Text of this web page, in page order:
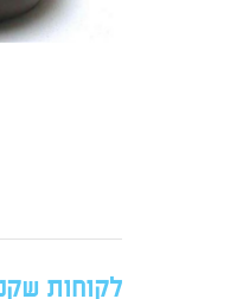
לקוחות